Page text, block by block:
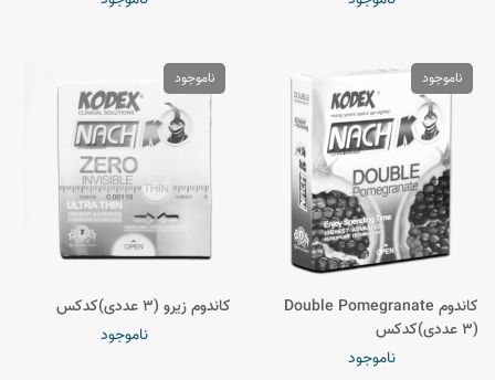
ناموجود
کاندوم Double Pomegranate
(3 عددی)کدکس
ناموجود
ناموجود
کاندوم زیرو (3 عددی)کدکس
ناموجود